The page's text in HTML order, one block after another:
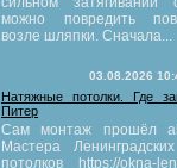
можно повредить
возле шляпки. Сначала...
03.08.2026
Натяжные потолки. Где
Питер
Сам монтаж прошёл
Мастера
потолков https://okna-